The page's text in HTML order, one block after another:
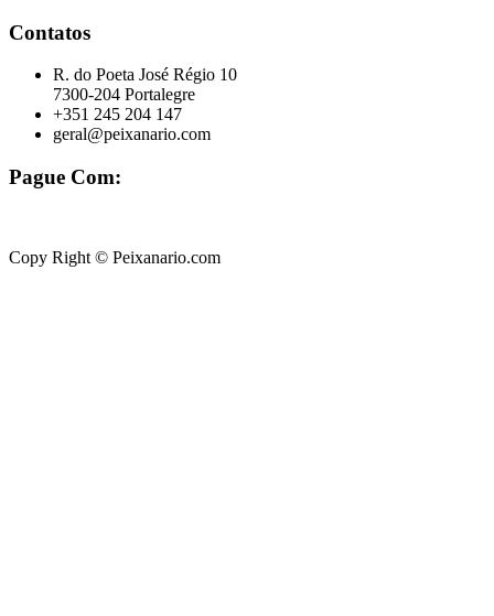
Contatos
R. do Poeta José Régio 10
7300-204 Portalegre
+351 245 204 147
geral@peixanario.com
Pague Com:
Copy Right © Peixanario.com